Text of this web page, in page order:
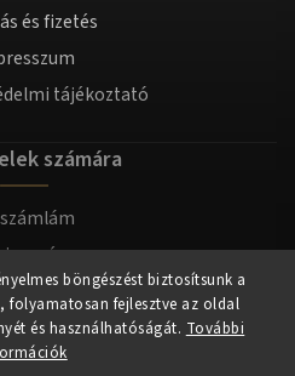
böngészést biztosítsunk a
folyamatosan fejlesztve az oldal
és használhatóságát. További
és fizetés
tájékoztató
számára